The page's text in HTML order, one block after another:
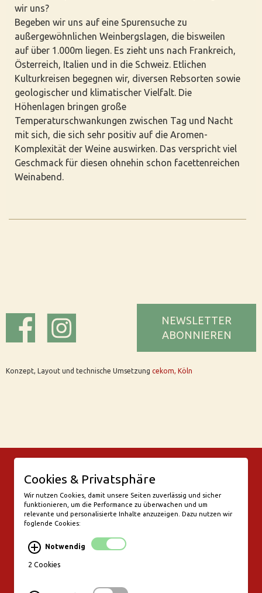
wir uns?
Begeben wir uns auf eine Spurensuche zu
außergewöhnlichen Weinbergslagen, die bisweilen
auf über 1.000m liegen. Es zieht uns nach Frankreich,
Österreich, Italien und in die Schweiz. Etlichen
Kulturkreisen begegnen wir, diversen Rebsorten sowie
geologischer und klimatischer Vielfalt. Die
Höhenlagen bringen große
Temperaturschwankungen zwischen Tag und Nacht
mit sich, die sich sehr positiv auf die Aromen-
Komplexität der Weine auswirken. Das verspricht viel
Geschmack für diesen ohnehin schon facettenreichen
Weinabend.
Konzept, Layout und technische Umsetzung cekom, Köln
NEWSLETTER
ABONNIEREN
Friesenwall 58
50672 Köln
valentine@bar-rix.de
Di + Mi Weinproben
Do 17:00-23:00
Fr - Sa 17:00 - 01:00
Cookies & Privatsphäre
Wir nutzen Cookies, damit unsere Seiten zuverlässig und sicher
funktionieren, um die Performance zu überwachen und um
relevante und personalisierte Inhalte anzuzeigen. Dazu nutzen wir
foglende Cookies:
Notwendig
2 Cookies